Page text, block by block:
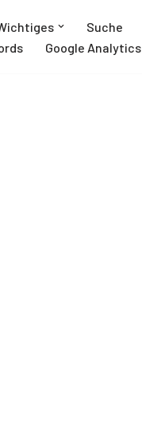
Suche
Google Analytics